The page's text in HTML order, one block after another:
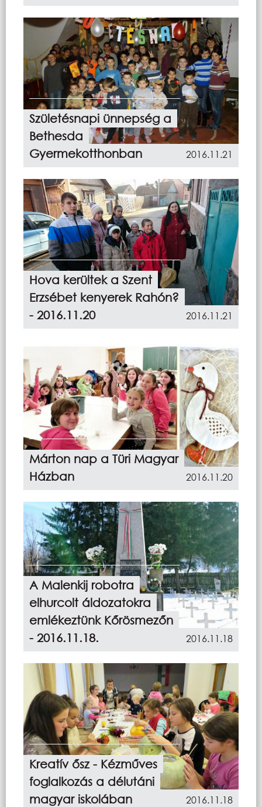
Születésnapi ünnepség a
Bethesda
Gyermekotthonban
2016.11.21
Hova kerültek a Szent
Erzsébet kenyerek Rahón?
- 2016.11.20
2016.11.21
Márton nap a Türi Magyar
Házban
2016.11.20
A Malenkij robotra
elhurcolt áldozatokra
emlékeztünk Kőrösmezőn
- 2016.11.18.
2016.11.18
Kreatív ősz - Kézműves
foglalkozás a délutáni
magyar iskolában
2016.11.18